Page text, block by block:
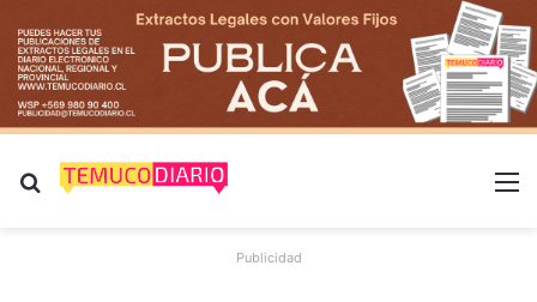
Buscar por
Publicidad